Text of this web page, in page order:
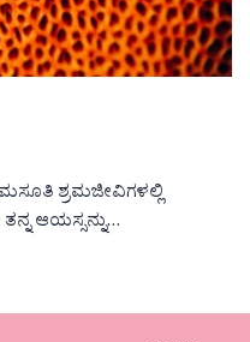
ಶ್ರಮಜೀವಿಗಳಲ್ಲಿ
ಆಯಸ್ಸನ್ನು…